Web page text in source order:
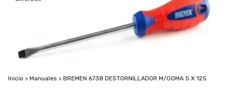
Inicio > Manuales > BREMEN 6738 DESTORNILLADOR M/GOMA 5 X 125